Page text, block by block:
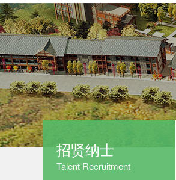
招贤纳士
Talent Recruitment